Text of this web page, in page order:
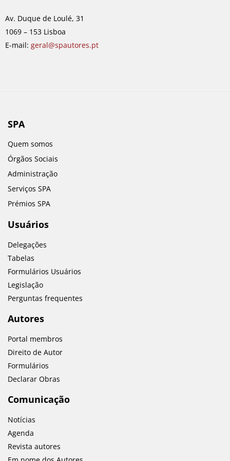
o
k
r
a
m
i
n
Av. Duque de Loulé, 31
1069 – 153 Lisboa
E-mail: geral@spautores.pt
SPA
Quem somos
Órgãos Sociais
Administração
Serviços SPA
Prémios SPA
Usuários
Delegações
Tabelas
Formulários Usuários
Legislação
Perguntas frequentes
Autores
Portal membros
Direito de Autor
Formulários
Declarar Obras
Comunicação
Notícias
Agenda
Revista autores